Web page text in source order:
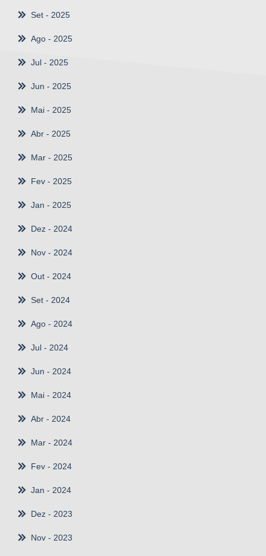
Set - 2025
Ago - 2025
Jul - 2025
Jun - 2025
Mai - 2025
Abr - 2025
Mar - 2025
Fev - 2025
Jan - 2025
Dez - 2024
Nov - 2024
Out - 2024
Set - 2024
Ago - 2024
Jul - 2024
Jun - 2024
Mai - 2024
Abr - 2024
Mar - 2024
Fev - 2024
Jan - 2024
Dez - 2023
Nov - 2023